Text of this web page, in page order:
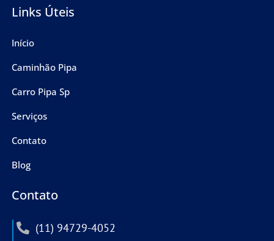
Links Úteis
Início
Caminhão Pipa
Carro Pipa Sp
Serviços
Contato
Blog
Contato
(11) 94729-4052